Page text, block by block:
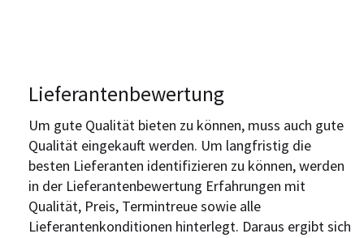
Lieferantenbewertung
Um gute Qualität bieten zu können, muss auch gute
Qualität eingekauft werden. Um langfristig die
besten Lieferanten identifizieren zu können, werden
in der Lieferantenbewertung Erfahrungen mit
Qualität, Preis, Termintreue sowie alle
Lieferantenkonditionen hinterlegt. Daraus ergibt sich